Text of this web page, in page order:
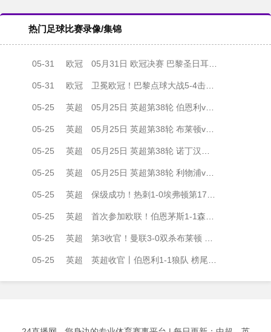
热门足球比赛录像/集锦
05-31 欧冠 05月31日 欧冠决赛 巴黎圣日耳曼vs阿森纳 全场录像
05-31 欧冠 卫冕欧冠！巴黎点球大战5-4击败阿森纳夺冠 加布里埃尔、埃泽失点
05-25 英超 05月25日 英超第38轮 伯恩利vs狼队 全场录像
05-25 英超 05月25日 英超第38轮 布莱顿vs曼联 全场录像
05-25 英超 05月25日 英超第38轮 诺丁汉森林vs伯恩茅斯 全场录像
05-25 英超 05月25日 英超第38轮 利物浦vs布伦特福德 全场录像
05-25 英超 保级成功！热刺1-0埃弗顿第17收官 帕利尼亚制胜热刺近6轮仅1负
05-25 英超 首次参加欧联！伯恩茅斯1-1森林收官 塔韦尼耶救主怀特远射破门
05-25 英超 第3收官！曼联3-0双杀布莱顿 B费传射+21助破纪录独享英超助攻王
05-25 英超 英超收官丨伯恩利1-1狼队 榜尾大战握手言和 两队双双降入英冠